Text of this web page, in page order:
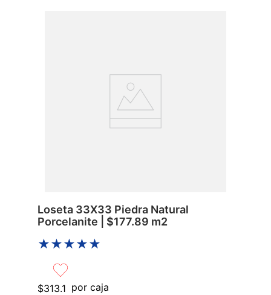
Loseta 33X33 Piedra Natural
Porcelanite | $177.89 m2
★★★★★
$313.1 por caja